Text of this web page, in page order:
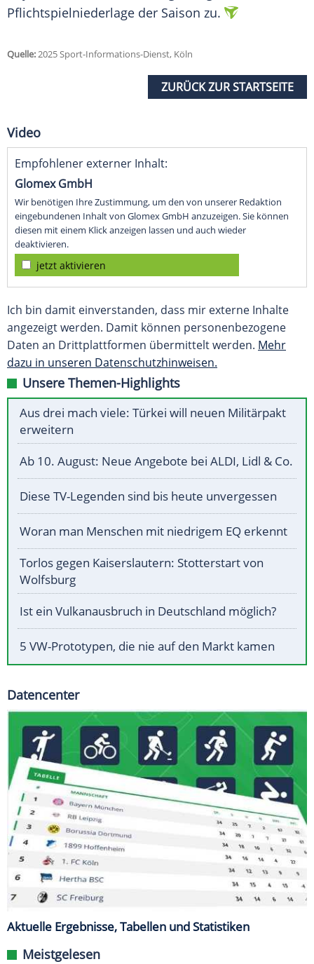
Pflichtspielniederlage der Saison zu.
Quelle:2025 Sport-Informations-Dienst, Köln
ZURÜCK ZUR STARTSEITE
Video
Empfohlener externer Inhalt:
Glomex GmbH
Wir benötigen Ihre Zustimmung, um den von unserer Redaktion
eingebundenen Inhalt von Glomex GmbH anzuzeigen. Sie können
diesen mit einem Klick anzeigen lassen und auch wieder
deaktivieren.
jetzt aktivieren
Ich bin damit einverstanden, dass mir externe Inhalte
angezeigt werden. Damit können personenbezogene
Daten an Drittplattformen übermittelt werden. Mehr
dazu in unseren Datenschutzhinweisen.
Unsere Themen-Highlights
Aus drei mach viele: Türkei will neuen Militärpakt
erweitern
Ab 10. August: Neue Angebote bei ALDI, Lidl & Co.
Diese TV-Legenden sind bis heute unvergessen
Woran man Menschen mit niedrigem EQ erkennt
Torlos gegen Kaiserslautern: Stotterstart von
Wolfsburg
Ist ein Vulkanausbruch in Deutschland möglich?
5 VW-Prototypen, die nie auf den Markt kamen
Datencenter
Aktuelle Ergebnisse, Tabellen und Statistiken
Meistgelesen